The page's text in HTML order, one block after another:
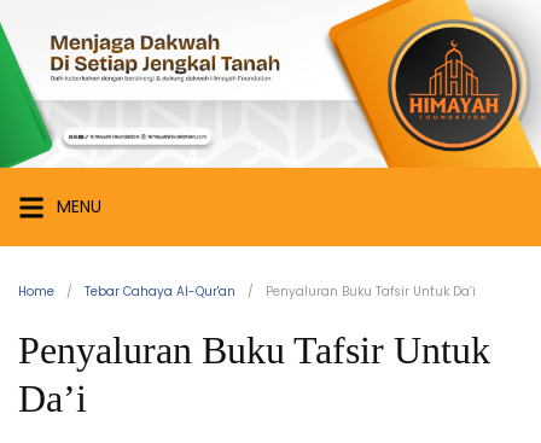
to
content
Himayah
Foundation
Menjaga
Dakwah
di
Setiap
Jengkal
MENU
Home Tebar Cahaya Al-Qur'an Penyaluran Buku Tafsir Untuk Da’i
Penyaluran Buku Tafsir Untuk
Da’i